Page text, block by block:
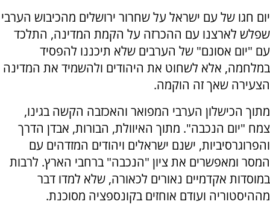
יום חגו של עם ישראל על שחרור ירושלים מהכיבוש הערבי
שפלש לארצנו עם ההכרזה על הקמת המדינה, התלכד
עם "יום אסונם" של הערבים שלא תיכננו להפסיד
במלחמה, אלא לשחוט את היהודים ולהשמיד את המדינה
הצעירה שאך זה הוקמה.
מתוך הכישלון הערבי המפואר והאכזבה הקשה בגינו,
צמח "יום הנכבה". מתוך האיוולת, הבורות, אבדן הדרך
והפרוגרסיביות, ישנם ישראלים ויהודים המזדהים עם
המסר ומאפשרים את ציון "הנכבה" ברחבי הארץ. לרבות
במוסדות אקדמיים נאורים לכאורה, שלא למדו דבר
מההיסטוריה ועודם אוחזים בקונספציה מסוכנת.